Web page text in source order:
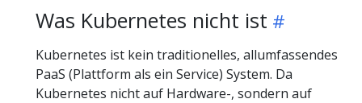
Was Kubernetes nicht ist
Kubernetes ist kein traditionelles, allumfassendes
PaaS (Plattform als ein Service) System. Da
Kubernetes nicht auf Hardware-, sondern auf